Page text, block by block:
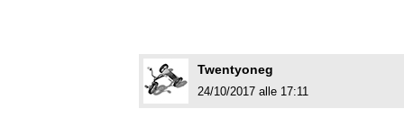
Twentyoneg
24/10/2017 alle 17:11